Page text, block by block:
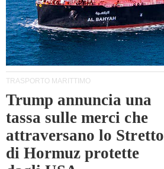
TRASPORTO MARITTIMO
Trump annuncia una
tassa sulle merci che
attraversano lo Stretto
di Hormuz protette